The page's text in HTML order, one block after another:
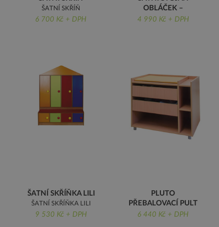
ŠATNÍ SKŘÍŇ
6 700 Kč + DPH
OBLÁČEK –
ŠESTIMÍSTNÝ
4 990 Kč + DPH
ŠATNÍ SKŘÍŇKA LILI
ŠATNÍ SKŘÍŇKA LILI
9 530 Kč + DPH
PLUTO
PŘEBALOVACÍ PULT
PLUTO PŘEBALOVACÍ
6 440 Kč + DPH